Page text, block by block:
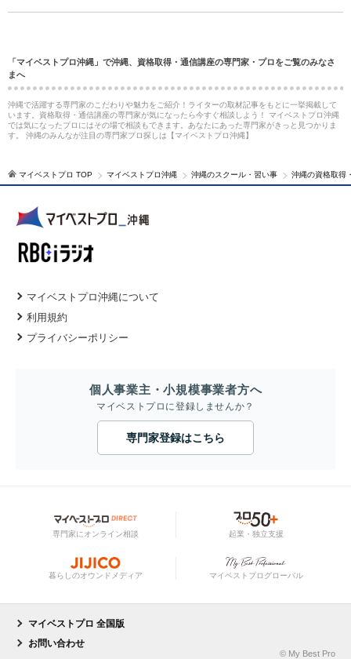
「マイベストプロ沖縄」で沖縄、資格取得・通信講座の専門家・プロをご覧のみなさ
まへ
沖縄で活躍する専門家のこだわりや魅力をご紹介！ライターの取材記事をもとに一挙掲載して
います。資格取得・通信講座の専門家が気になったら今すぐ相談しよう！ マイベストプロ沖縄
では気になったプロにはその場で相談もできます。あなたにあった専門家がきっと見つかりま
す。 沖縄のみんなが注目の専門家プロ探しは【マイベストプロ沖縄】
マイベストプロ TOP マイベストプロ沖縄 沖縄のスクール・習い事 沖縄の資格取得
マイベストプロ沖縄について
利用規約
プライバシーポリシー
個人事業主・小規模事業者方へ
マイベストプロに登録しませんか？
専門家登録はこちら
専門家にオンライン相談 起業・独立支援
暮らしのオウンドメディア マイベストプログローバル
マイベストプロ 全国版
お問い合わせ
© My Best Pro